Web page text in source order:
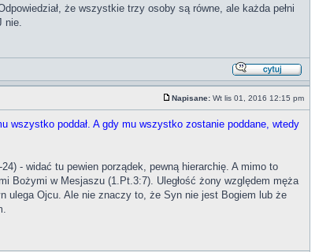
że wszystkie trzy osoby są równe, ale każda pełni
nie.
Napisane: Wt lis 01, 2016 12:15 pm
wszystko poddał. A gdy mu wszystko zostanie poddane, wtedy
- widać tu pewien porządek, pewną hierarchię. A mimo to
Bożymi w Mesjaszu (1.Pt.3:7). Uległość żony względem męża
ulega Ojcu. Ale nie znaczy to, że Syn nie jest Bogiem lub że